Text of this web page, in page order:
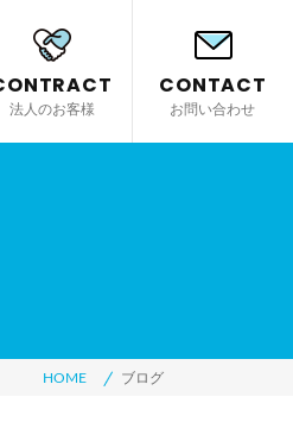
法人のお客様
CONTACT
お問い合わせ
HOME ブログ